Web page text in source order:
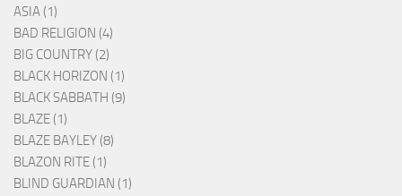
ASIA (1)
BAD RELIGION (4)
BIG COUNTRY (2)
BLACK HORIZON (1)
BLACK SABBATH (9)
BLAZE (1)
BLAZE BAYLEY (8)
BLAZON RITE (1)
BLIND GUARDIAN (1)